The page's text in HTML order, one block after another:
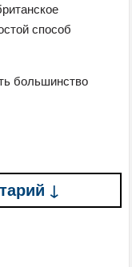
способ
большинство
↓